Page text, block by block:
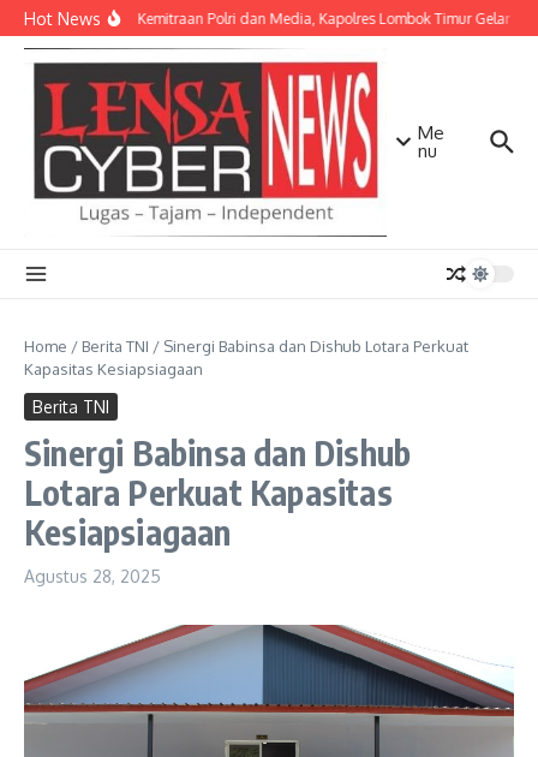
Lewati ke konten
Hot NewsPerkuat Kemitraan Polri dan Media, Kapolres Lombok Timur Gelar
Me
nu
Home / Berita TNI / Sinergi Babinsa dan Dishub Lotara Perkuat
Kapasitas Kesiapsiagaan
Berita TNI
Sinergi Babinsa dan Dishub
Lotara Perkuat Kapasitas
Kesiapsiagaan
Agustus 28, 2025